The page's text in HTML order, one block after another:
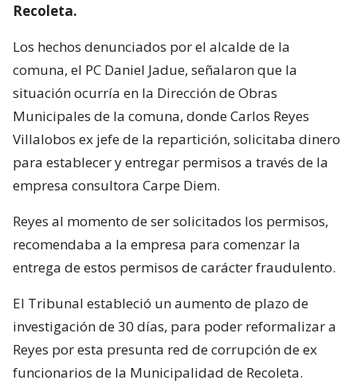
Recoleta.
Los hechos denunciados por el alcalde de la
comuna, el PC Daniel Jadue, señalaron que la
situación ocurría en la Dirección de Obras
Municipales de la comuna, donde Carlos Reyes
Villalobos ex jefe de la repartición, solicitaba dinero
para establecer y entregar permisos a través de la
empresa consultora Carpe Diem.
Reyes al momento de ser solicitados los permisos,
recomendaba a la empresa para comenzar la
entrega de estos permisos de carácter fraudulento.
El Tribunal estableció un aumento de plazo de
investigación de 30 días, para poder reformalizar a
Reyes por esta presunta red de corrupción de ex
funcionarios de la Municipalidad de Recoleta.